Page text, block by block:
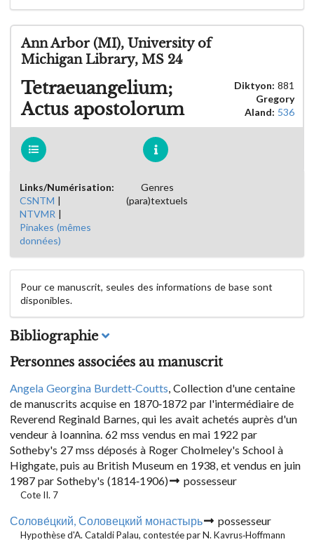
Ann Arbor (MI), University of
Michigan Library, MS 24
Tetraeuangelium;
Actus apostolorum
Diktyon: 881
Gregory
Aland: 536
Links/Numérisation:
CSNTM |
NTVMR |
Pinakes (mêmes
données)
Genres
(para)textuels
Pour ce manuscrit, seules des informations de base sont
disponibles.
Bibliographie
Personnes associées au manuscrit
Angela Georgina Burdett-Coutts, Collection d'une centaine
de manuscrits acquise en 1870-1872 par l'intermédiaire de
Reverend Reginald Barnes, qui les avait achetés auprès d'un
vendeur à Ioannina. 62 mss vendus en mai 1922 par
Sotheby's 27 mss déposés à Roger Cholmeley's School à
Highgate, puis au British Museum en 1938, et vendus en juin
1987 par Sotheby's (1814-1906) possesseur
Cote II. 7
Солове́цкий, Соловецкий монастырь possesseur
Hypothèse d'A. Cataldi Palau, contestée par N. Kavrus-Hoffmann